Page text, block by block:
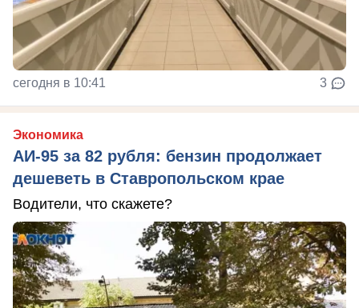
сегодня в 10:41 3
Экономика
АИ-95 за 82 рубля: бензин продолжает
дешеветь в Ставропольском крае
Водители, что скажете?